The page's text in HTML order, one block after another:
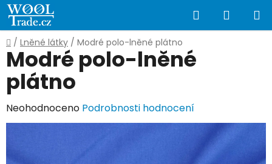
Přejít
na
obsah
Hledat
KOŠÍK
Domů
/ Lněné látky / Modré polo-lněné plátno
Modré polo-lněné
plátno
Průměrné
hodnocení
je
Neohodnoceno Podrobnosti hodnocení